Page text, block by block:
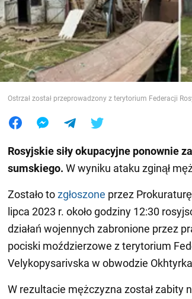
Jedzenie
Ostrzał został przeprowadzony z terytorium Federacji
Rosyjskie siły okupacyjne ponownie
sumskiego. W wyniku ataku zginął
Zostało tozgłoszone przez
lipca 2023 r. około godziny 12:30
działań wojennych zabronione przez
pociski moździerzowe z terytorium
Velykopysarivska w obwodzie
W rezultacie mężczyzna został zabity